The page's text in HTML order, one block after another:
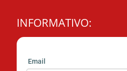
INFORMATIVO:
Email